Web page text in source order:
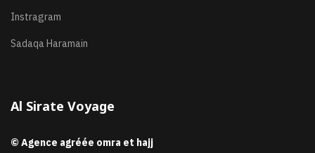
Instragram
Sadaqa Haramain
Al Sirate Voyage
© Agence agréée omra et hajj